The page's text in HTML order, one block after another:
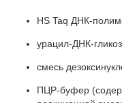
HS Taq ДНК-
урацил-ДНК-
смесь
ПЦР-буфер